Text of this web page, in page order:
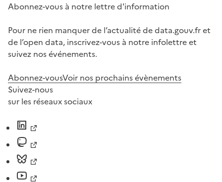
Abonnez-vous à notre lettre d'information
Pour ne rien manquer de l’actualité de data.gouv.fr et
de l’open data, inscrivez-vous à notre infolettre et
suivez nos événements.
Abonnez-vousVoir nos prochains évènements
Suivez-nous
sur les réseaux sociaux